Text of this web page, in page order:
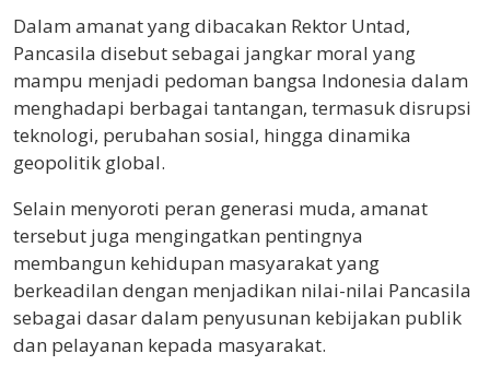
Dalam amanat yang dibacakan Rektor Untad,
Pancasila disebut sebagai jangkar moral yang
mampu menjadi pedoman bangsa Indonesia dalam
menghadapi berbagai tantangan, termasuk disrupsi
teknologi, perubahan sosial, hingga dinamika
geopolitik global.
Selain menyoroti peran generasi muda, amanat
tersebut juga mengingatkan pentingnya
membangun kehidupan masyarakat yang
berkeadilan dengan menjadikan nilai-nilai Pancasila
sebagai dasar dalam penyusunan kebijakan publik
dan pelayanan kepada masyarakat.